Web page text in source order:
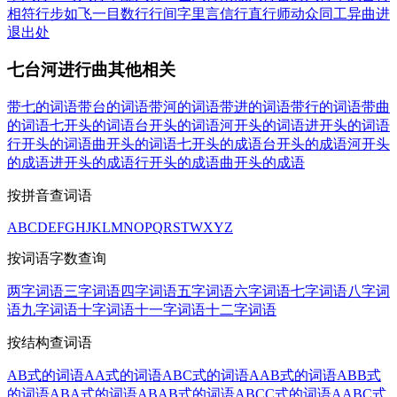
相符行步如飞一目数行行间字里言信行直行师动众同工异曲进
退出处
七台河进行曲其他相关
带七的词语带台的词语带河的词语带进的词语带行的词语带曲
的词语七开头的词语台开头的词语河开头的词语进开头的词语
行开头的词语曲开头的词语七开头的成语台开头的成语河开头
的成语进开头的成语行开头的成语曲开头的成语
按拼音查词语
ABCDEFGHJKLMNOPQRSTWXYZ
按词语字数查询
两字词语三字词语四字词语五字词语六字词语七字词语八字词
语九字词语十字词语十一字词语十二字词语
按结构查词语
AB式的词语AA式的词语ABC式的词语AAB式的词语ABB式